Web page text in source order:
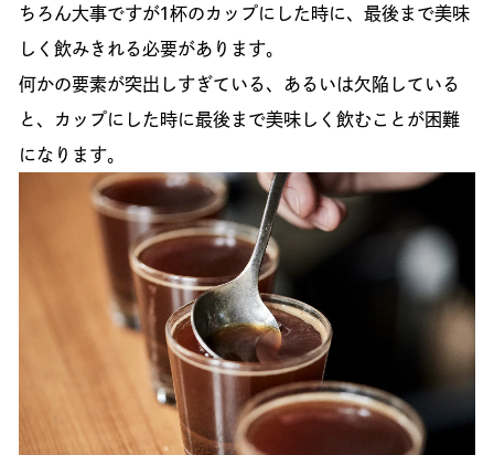
ちろん大事ですが1杯のカップにした時に、最後まで美味
しく飲みきれる必要があります。
何かの要素が突出しすぎている、あるいは欠陥している
と、カップにした時に最後まで美味しく飲むことが困難
になります。